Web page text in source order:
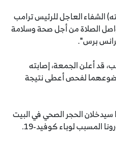
الشفاء العاجل للرئيس ترامب
الصلاة من أجل صحة وسلامة
برس".
قد أعلن الجمعة، إصابته
بكوفيد-19 بعد خضوعهما لفحص أعطى نتيجة
سيدخلان الحجر الصحي في البيت
المسبب لوباء كوفيد-19.